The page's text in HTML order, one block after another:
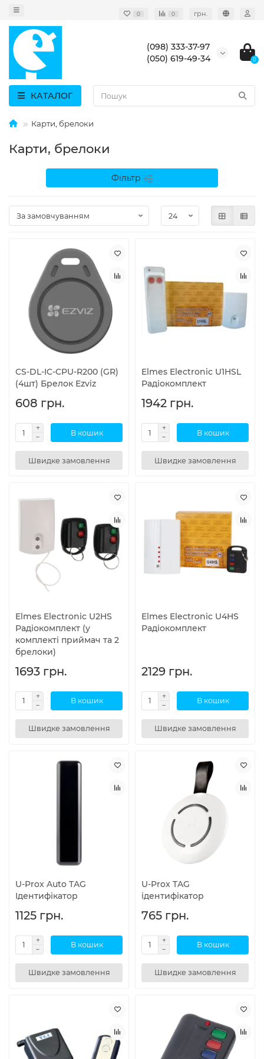
0 0 грн.
(098) 333-37-97
(050) 619-49-34
0
КАТАЛОГ
Карти, брелоки
Карти, брелоки
Фільтр
CS-DL-IC-CPU-R200 (GR)
(4шт) Брелок Ezviz
608 грн.
В кошик
Швидке замовлення
Elmes Electronic U1HSL
Радіокомплект
1942 грн.
В кошик
Швидке замовлення
Elmes Electronic U2HS
Радіокомплект (у
комплекті приймач та 2
брелоки)
1693 грн.
В кошик
Швидке замовлення
Elmes Electronic U4HS
Радіокомплект
2129 грн.
В кошик
Швидке замовлення
U-Prox Auto TAG
Ідентифікатор
1125 грн.
В кошик
Швидке замовлення
U-Prox TAG
ідентифікатор
765 грн.
В кошик
Швидке замовлення